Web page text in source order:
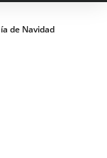
de Navidad